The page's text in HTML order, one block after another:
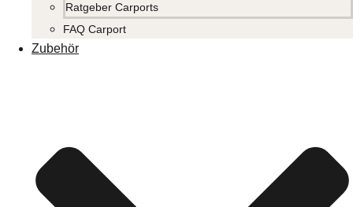
Ratgeber Carports
FAQ Carport
Zubehör